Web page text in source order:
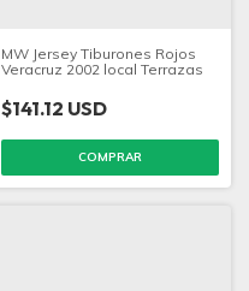
MW Jersey Tiburones Rojos
Veracruz 2002 local Terrazas
$141.12 USD
COMPRAR